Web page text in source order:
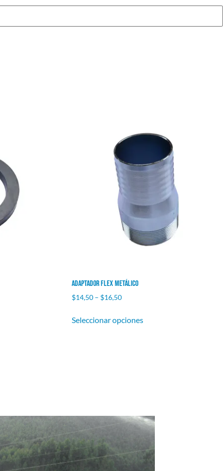
Adaptador Flex Metálico
$14,50 – $16,50
Seleccionar opciones